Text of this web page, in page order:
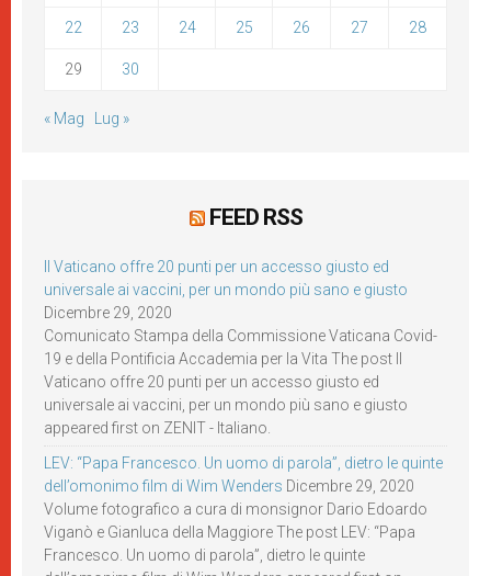
22 23 24 25 26 27 28
29 30
« Mag Lug »
FEED RSS
Il Vaticano offre 20 punti per un accesso giusto ed
universale ai vaccini, per un mondo più sano e giusto
Dicembre 29, 2020
Comunicato Stampa della Commissione Vaticana Covid-
19 e della Pontificia Accademia per la Vita The post Il
Vaticano offre 20 punti per un accesso giusto ed
universale ai vaccini, per un mondo più sano e giusto
appeared first on ZENIT - Italiano.
LEV: “Papa Francesco. Un uomo di parola”, dietro le quinte
dell’omonimo film di Wim Wenders Dicembre 29, 2020
Volume fotografico a cura di monsignor Dario Edoardo
Viganò e Gianluca della Maggiore The post LEV: “Papa
Francesco. Un uomo di parola”, dietro le quinte